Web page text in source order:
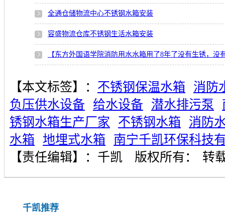
全通仓储物流中心不锈钢水箱安装
容盛物流仓库不锈钢生活水箱安装
【东方外国语学院消防用水水箱用了8年了没有生锈，没
【本文标签】： 不锈钢保温水箱
消防
负压供水设备
给水设备 潜水排污泵
锈钢水箱生产厂家
不锈钢水箱
消防
水箱
地埋式水箱
南宁千凯环保科技
【责任编辑】： 千凯 版权所有： 转
千凯推荐